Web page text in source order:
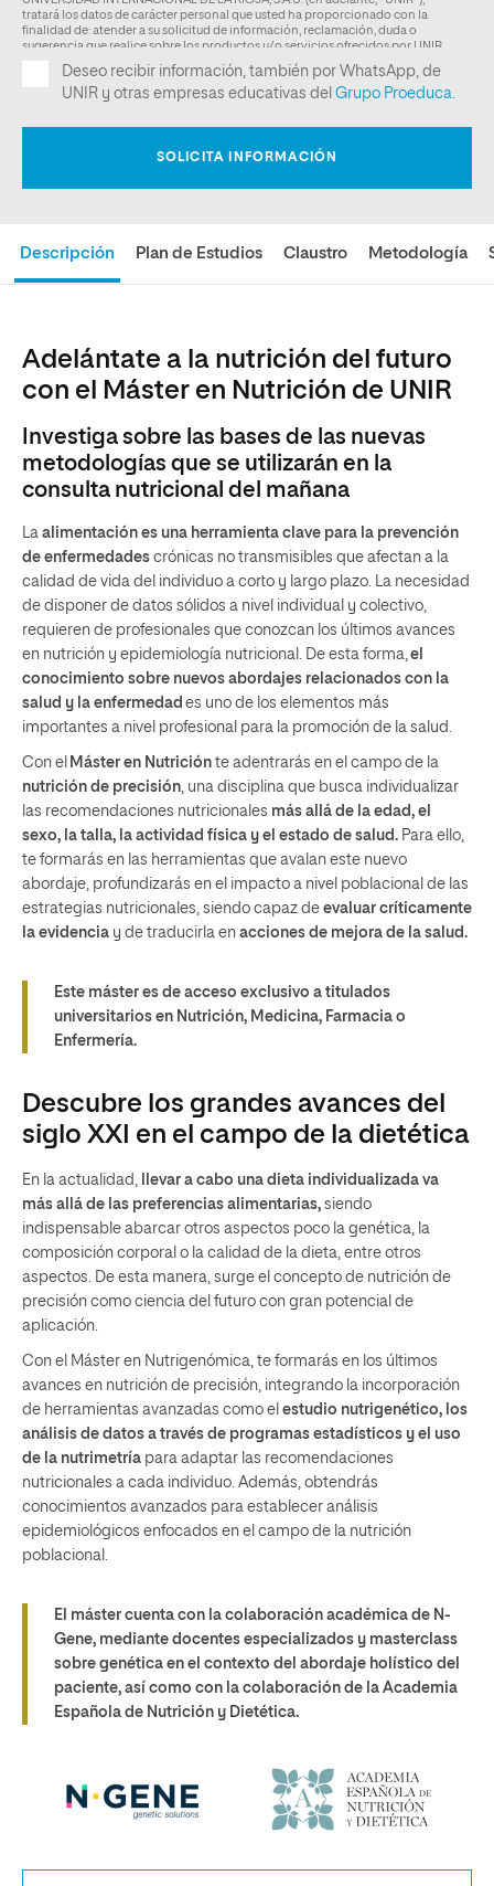
Descripción Plan de Estudios Claustro Metodología
Adelántate a la nutrición del futuro
con el Máster en Nutrición de UNIR
Investiga sobre las bases de las nuevas
metodologías que se utilizarán en la
consulta nutricional del mañana
La alimentación es una herramienta clave para la prevención
de enfermedades crónicas no transmisibles que afectan a la
calidad de vida del individuo a corto y largo plazo. La necesidad
de disponer de datos sólidos a nivel individual y colectivo,
requieren de profesionales que conozcan los últimos avances
en nutrición y epidemiología nutricional. De esta forma,el
conocimiento sobre nuevos abordajes relacionados con la
salud y la enfermedad es uno de los elementos más
importantes a nivel profesional para la promoción de la salud.
Con el M áster en Nutrición te adentrarás en el campo de la
nutrición de precisión, una disciplina que busca individualizar
las recomendaciones nutricionales más allá de la edad, el
sexo, la talla, la actividad física y el estado de salud. Para ello,
te formarás en las herramientas que avalan este nuevo
abordaje, profundizarás en el impacto a nivel poblacional de las
estrategias nutricionales, siendo capaz de evaluar críticamente
la evidencia y de traducirla en acciones de mejora de la salud.
Este máster es de acceso exclusivo a titulados
universitarios en Nutrición, Medicina, Farmacia o
Enfermería.
Descubre los grandes avances del
siglo XXI en el campo de la dietética
En la actualidad,
llevar a cabo una dieta individualizada va
más allá de las preferencias alimentarias, siendo
indispensable abarcar otros aspectos poco la genética, la
composición corporal o la calidad de la dieta, entre otros
aspectos. De esta manera, surge el concepto de nutrición de
precisión como ciencia del futuro con gran potencial de
aplicación.
Con el Máster en Nutrigenómica, te formarás en los últimos
avances en nutrición de precisión, integrando la incorporación
de herramientas avanzadas como el estudio nutrigenético, los
análisis de datos a través de programas estadísticos y el uso
de la nutrimetría para adaptar las recomendaciones
nutricionales a cada individuo. Además, obtendrás
conocimientos avanzados para establecer análisis
epidemiológicos enfocados en el campo de la nutrición
poblacional.
El máster cuenta con la colaboración académica de N-
Gene, mediante docentes especializados y masterclass
sobre genética en el contexto del abordaje holístico del
paciente, así como con la colaboración de la Academia
Española de Nutrición y Dietética.